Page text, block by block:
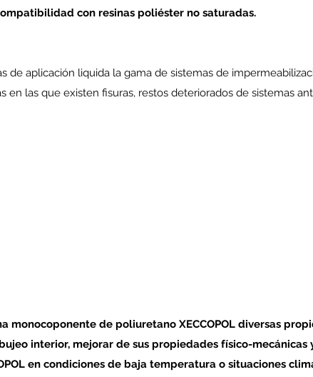
con resinas poliéster no saturadas.
aplicación liquida la gama de sistemas de
las que existen fisuras, restos deteriorados de sistemas
monocoponente de poliuretano XECCOPOL diversas
interior, mejorar de sus propiedades físico-mecánicas
en condiciones de baja temperatura o situaciones